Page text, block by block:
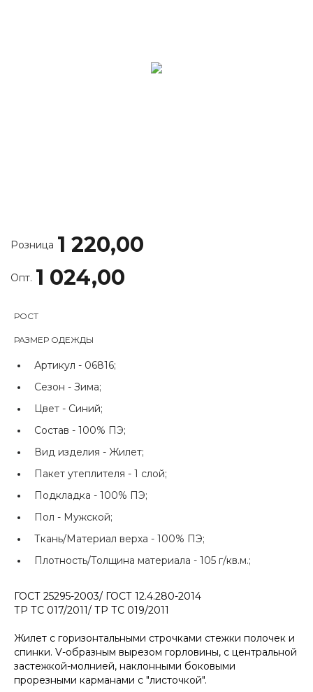
Розница 1 220,00
Опт. 1 024,00
РОСТ
РАЗМЕР ОДЕЖДЫ
Артикул - 06816;
Сезон - Зима;
Цвет - Синий;
Состав - 100% ПЭ;
Вид изделия - Жилет;
Пакет утеплителя - 1 слой;
Подкладка - 100% ПЭ;
Пол - Мужской;
Ткань/Материал верха - 100% ПЭ;
Плотность/Толщина материала - 105 г/кв.м.;
ГОСТ 25295-2003/ ГОСТ 12.4.280-2014
ТР ТС 017/2011/ ТР ТС 019/2011
Жилет с горизонтальными строчками стежки полочек и
спинки. V-образным вырезом горловины, с центральной
застежкой-молнией, наклонными боковыми
прорезными карманами с "листочкой".